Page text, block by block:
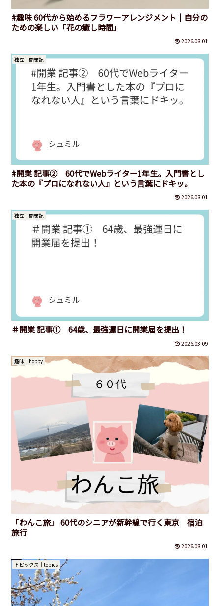
#趣味 60代から始めるフラワーアレンジメント｜自分の
ための楽しい「花の癒し時間」
2026.08.01
独立｜開業記
#開業 記事② 60代でWebライター1年生。入門書とし
た本の『プロになれない人』という言葉にドキッ。
2026.08.01
独立｜開業記
＃開業 記事① 64歳、最強運日に開業届を提出！
2026.03.09
趣味｜hobby
「わんこ旅」 60代のシニアが新幹線で行く東京 宿泊
旅行
2026.08.01
トピックス｜topics